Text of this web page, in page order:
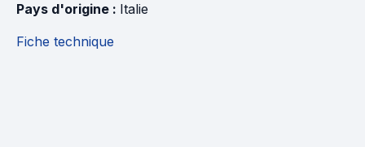
Pays d'origine : Italie
Fiche technique